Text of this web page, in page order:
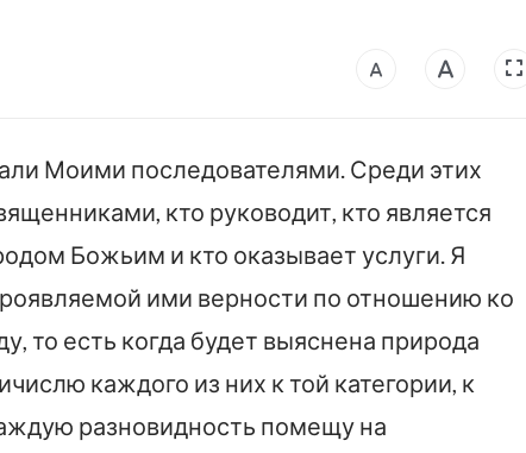
Моими последователями. Среди этих
кто руководит, кто является
Божьим и кто оказывает услуги. Я
ими верности по отношению ко
то есть когда будет выяснена природа
каждого из них к той категории, к
разновидность помещу на